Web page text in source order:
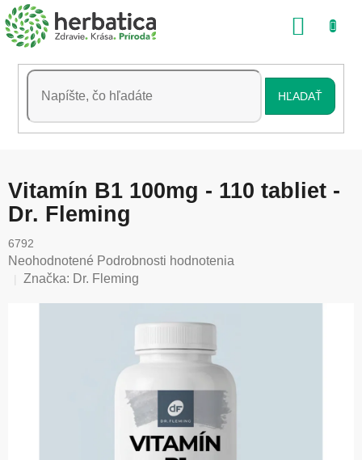
Prejsť
na
obsah
HĽADAŤ
Vitamín B1 100mg - 110 tabliet -
Dr. Fleming
6792
Priemerné
hodnotenie
Neohodnotené Podrobnosti hodnotenia
Značka: Dr. Fleming